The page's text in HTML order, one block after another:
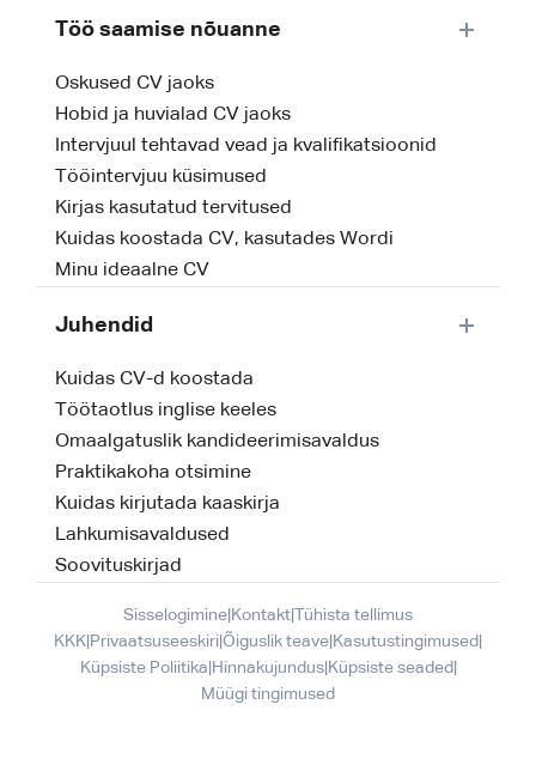
Töö saamise nõuanne
Oskused CV jaoks
Hobid ja huvialad CV jaoks
Intervjuul tehtavad vead ja kvalifikatsioonid
Tööintervjuu küsimused
Kirjas kasutatud tervitused
Kuidas koostada CV, kasutades Wordi
Minu ideaalne CV
Juhendid
Kuidas CV-d koostada
Töötaotlus inglise keeles
Omaalgatuslik kandideerimisavaldus
Praktikakoha otsimine
Kuidas kirjutada kaaskirja
Lahkumisavaldused
Soovituskirjad
Sisselogimine Kontakt Tühista tellimus
KKK Privaatsuseeskiri Õiguslik teave Kasutustingimused
Küpsiste Poliitika Hinnakujundus| Küpsiste seaded
Müügi tingimused